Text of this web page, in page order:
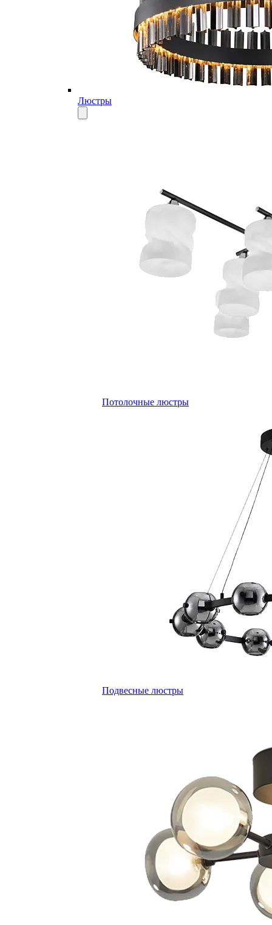
Люстры
Потолочные люстры
Подвесные люстры